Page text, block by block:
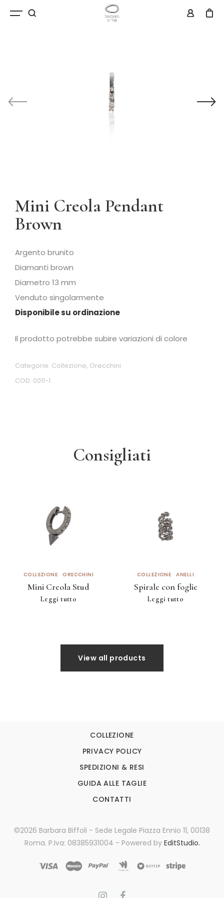
Mini Creola Pendant
Brown
Argento brunito
Diamanti brown
Diametro 13 mm
Venduto singolarmente
Disponibile su ordinazione
Il prodotto potrebbe subire variazioni di colore
COD: 0011-1
Categorie: Collezione, Orecchini
Consigliati
COLLEZIONE ORECCHINI
Mini Creola Stud
Leggi tutto
COLLEZIONE ANELLI
Spirale con foglie
Leggi tutto
View all products
COLLEZIONE
PRIVACY POLICY
SPEDIZIONI & RESI
GUIDA ALLE TAGLIE
CONTATTI
©2026 Barbara Biffoli - Sede Legale Piazza Ennio 11, 00138
Roma. P.Iva: 08385931004 - Powered by EditStudio.